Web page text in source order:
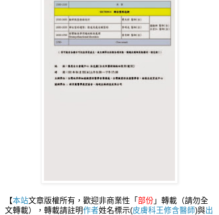
【本站文章版權所有，歡迎非商業性「 部份 」轉載（請勿全
文轉載），轉載請註明作者姓名標示(皮膚科王修含醫師)與出